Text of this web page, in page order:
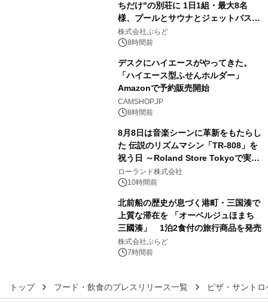
ちだけ"の別荘に 1日1組・最大8名
様、プールとサウナとジェットバス付
きで Villa Mon Temps AWAJIの連泊
素泊りプラン
株式会社ぷらど
8時間前
デスクにハイエースがやってきた。
「ハイエース型ふせんホルダー」
Amazonで予約販売開始
CAMSHOP.JP
8時間前
8月8日は音楽シーンに革新をもたらし
た 伝説のリズムマシン「TR-808」を
祝う日 ～Roland Store Tokyoで実機
を展示しての 記念キャンペーンを開
催 英国ラジオ「NTS」の 特別プログ
ラムや、「TR-808」を愛する伝説的
アーティストを フィーチャーしたアニ
メーションを公開～
ローランド株式会社
10時間前
北前船の歴史が息づく港町・三国湊で
上質な滞在を 「オーベルジュほまち
三國湊」 1泊2食付の旅行商品を発売
株式会社ぷらど
7時間前
トップ フード・飲食のプレスリリース一覧 ピザ・サントロ